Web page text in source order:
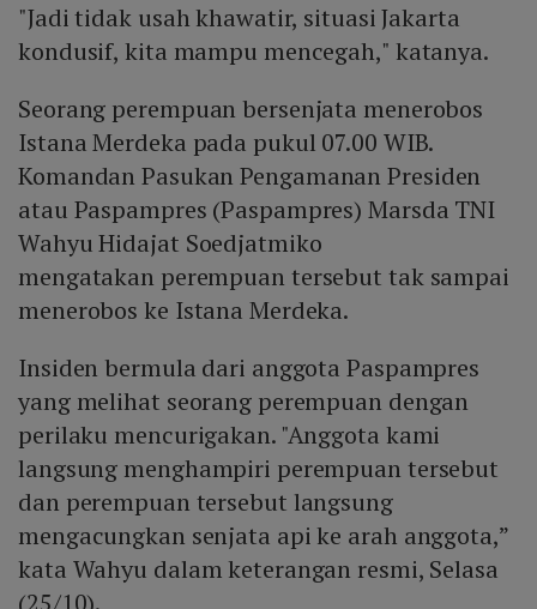
"Jadi tidak usah khawatir, situasi Jakarta
kondusif, kita mampu mencegah," katanya.
Seorang perempuan bersenjata menerobos
Istana Merdeka pada pukul 07.00 WIB.
Komandan Pasukan Pengamanan Presiden
atau Paspampres (Paspampres) Marsda TNI
Wahyu Hidajat Soedjatmiko
mengatakan perempuan tersebut tak sampai
menerobos ke Istana Merdeka.
Insiden bermula dari anggota Paspampres
yang melihat seorang perempuan dengan
perilaku mencurigakan. "Anggota kami
langsung menghampiri perempuan tersebut
dan perempuan tersebut langsung
mengacungkan senjata api ke arah anggota,”
kata Wahyu dalam keterangan resmi, Selasa